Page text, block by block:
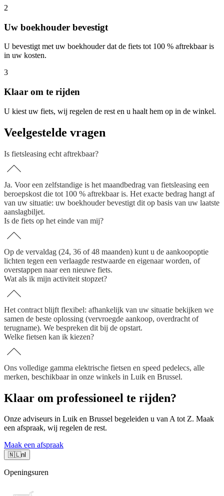
2
Uw boekhouder bevestigt
U bevestigt met uw boekhouder dat de fiets tot 100 % aftrekbaar is
in uw kosten.
3
Klaar om te rijden
U kiest uw fiets, wij regelen de rest en u haalt hem op in de winkel.
Veelgestelde vragen
Is fietsleasing echt aftrekbaar?
Ja. Voor een zelfstandige is het maandbedrag van fietsleasing een
beroepskost die tot 100 % aftrekbaar is. Het exacte bedrag hangt af
van uw situatie: uw boekhouder bevestigt dit op basis van uw laatste
aanslagbiljet.
Is de fiets op het einde van mij?
Op de vervaldag (24, 36 of 48 maanden) kunt u de aankoopoptie
lichten tegen een verlaagde restwaarde en eigenaar worden, of
overstappen naar een nieuwe fiets.
Wat als ik mijn activiteit stopzet?
Het contract blijft flexibel: afhankelijk van uw situatie bekijken we
samen de beste oplossing (vervroegde aankoop, overdracht of
terugname). We bespreken dit bij de opstart.
Welke fietsen kan ik kiezen?
Ons volledige gamma elektrische fietsen en speed pedelecs, alle
merken, beschikbaar in onze winkels in Luik en Brussel.
Klaar om professioneel te rijden?
Onze adviseurs in Luik en Brussel begeleiden u van A tot Z. Maak
een afspraak, wij regelen de rest.
Maak een afspraak
🇳🇱nl
Openingsuren